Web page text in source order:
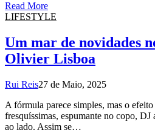
Read More
LIFESTYLE
Um mar de novidades
Olivier Lisboa
Rui Reis27 de Maio, 2025
A fórmula parece simples, mas o
fresquíssimas, espumante no copo,
ao lado. Assim se…